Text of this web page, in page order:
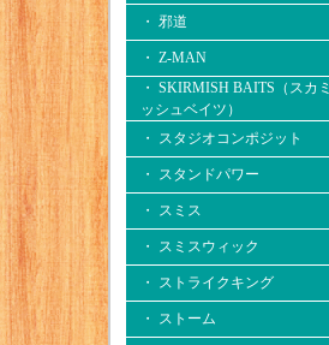
・ 邪道
・ Z-MAN
・ SKIRMISH BAITS（スカミ
ッシュベイツ）
・ スタジオコンポジット
・ スタンドパワー
・ スミス
・ スミスウィック
・ ストライクキング
・ ストーム